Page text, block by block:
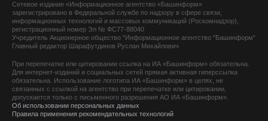
Сетевое издание «Информационное агентство «Башинформ»
зарегистрировано в Федеральной службе по надзору в сфере связи,
информационных технологий и массовых коммуникаций (Роскомнадзор),
регистрационный номер Эл № ФС77-88040
Учредитель Акционерное общество "Информационное агентство "Башинформ"
Главный редактор Шарафутдинов Руслан Михайлович
При перепечатке или цитировании ссылка на ИА «Башинформ» обязательна.
Для интернет-изданий и социальных сетей прямая активная гиперссылка
обязательна. Использование логотипа ИА «Башинформ» в целях, не
связанных с ссылкой на агентство при перепечатке или цитировании,
допускается только с письменного разрешения АО ИА «Башинформ».
Об использовании персональных данных
Правила применения рекомендательных технологий